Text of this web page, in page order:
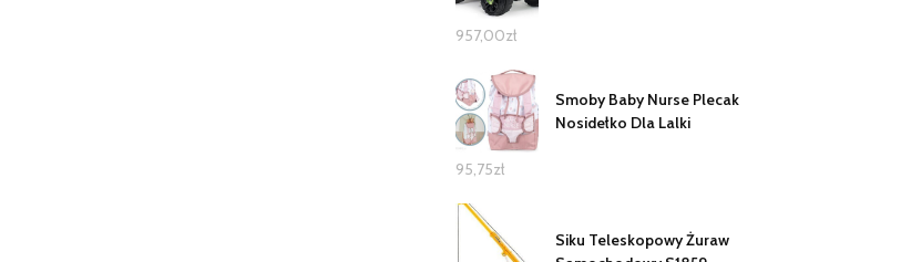
957,00zł
Smoby Baby Nurse Plecak
Nosidełko Dla Lalki
95,75zł
Siku Teleskopowy Żuraw